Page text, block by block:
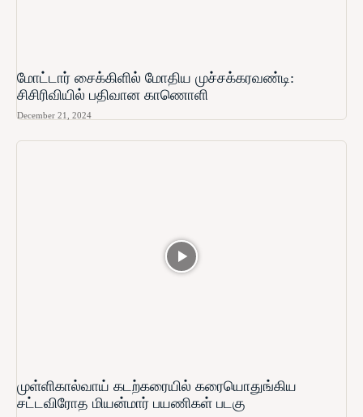
மோட்டார் சைக்கிளில் மோதிய முச்சக்கரவண்டி:
சிசிரிவியில் பதிவான காணொளி
December 21, 2024
முள்ளிகால்வாய் கடற்கரையில் கரையொதுங்கிய
சட்டவிரோத மியன்மார் பயணிகள் படகு